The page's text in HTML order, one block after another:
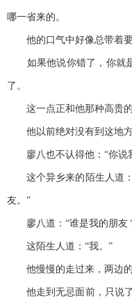
哪一省来的。
他的口气中好像总带着要
如果他说你错了，你就是
了。
这一点正和他那种高贵的
他以前绝对没有到这地方
廖八也不认得他：“你说
这个异乡来的陌生人道：
友。”
廖八道：“谁是我的朋友
这陌生人道：“我。”
他慢慢的走过来，两边的
他走到无忌面前，只说了